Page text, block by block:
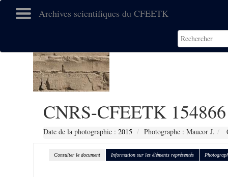
Archives scientifiques du CFEETK
CNRS-CFEETK 154866
Date de la photographie : 2015 Photographe : Maucor J.
Consulter le document Information sur les éléments représentés